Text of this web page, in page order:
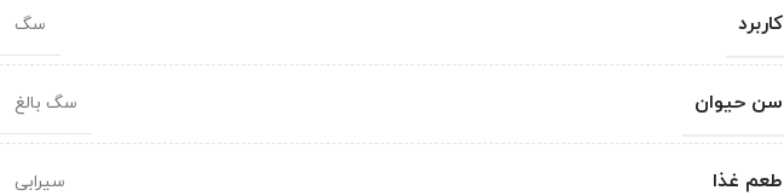
کاربرد سگ
سن حیوان سگ بالغ
طعم غذا سیرابی